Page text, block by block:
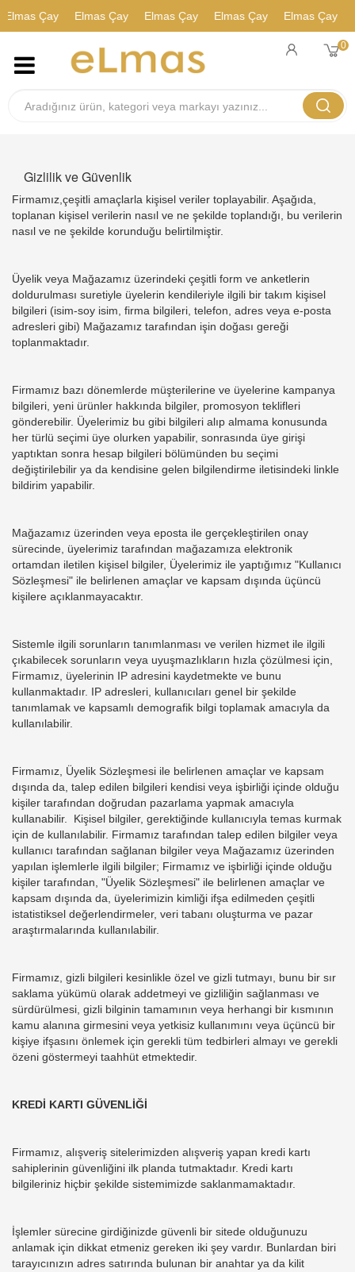
Çay Elmas Çay Elmas Çay Elmas Çay Elmas Çay
0
Gizlilik ve Güvenlik
Firmamız,çeşitli amaçlarla kişisel veriler toplayabilir. Aşağıda,
toplanan kişisel verilerin nasıl ve ne şekilde toplandığı, bu verilerin
nasıl ve ne şekilde korunduğu belirtilmiştir.
Üyelik veya Mağazamız üzerindeki çeşitli form ve anketlerin
doldurulması suretiyle üyelerin kendileriyle ilgili bir takım kişisel
bilgileri (isim-soy isim, firma bilgileri, telefon, adres veya e-posta
adresleri gibi) Mağazamız tarafından işin doğası gereği
toplanmaktadır.
Firmamız bazı dönemlerde müşterilerine ve üyelerine kampanya
bilgileri, yeni ürünler hakkında bilgiler, promosyon teklifleri
gönderebilir. Üyelerimiz bu gibi bilgileri alıp almama konusunda
her türlü seçimi üye olurken yapabilir, sonrasında üye girişi
yaptıktan sonra hesap bilgileri bölümünden bu seçimi
değiştirilebilir ya da kendisine gelen bilgilendirme iletisindeki linkle
bildirim yapabilir.
Mağazamız üzerinden veya eposta ile gerçekleştirilen onay
sürecinde, üyelerimiz tarafından mağazamıza elektronik
ortamdan iletilen kişisel bilgiler, Üyelerimiz ile yaptığımız "Kullanıcı
Sözleşmesi" ile belirlenen amaçlar ve kapsam dışında üçüncü
kişilere açıklanmayacaktır.
Sistemle ilgili sorunların tanımlanması ve verilen hizmet ile ilgili
çıkabilecek sorunların veya uyuşmazlıkların hızla çözülmesi için,
Firmamız, üyelerinin IP adresini kaydetmekte ve bunu
kullanmaktadır. IP adresleri, kullanıcıları genel bir şekilde
tanımlamak ve kapsamlı demografik bilgi toplamak amacıyla da
kullanılabilir.
Firmamız, Üyelik Sözleşmesi ile belirlenen amaçlar ve kapsam
dışında da, talep edilen bilgileri kendisi veya işbirliği içinde olduğu
kişiler tarafından doğrudan pazarlama yapmak amacıyla
kullanabilir. Kişisel bilgiler, gerektiğinde kullanıcıyla temas kurmak
için de kullanılabilir. Firmamız tarafından talep edilen bilgiler veya
kullanıcı tarafından sağlanan bilgiler veya Mağazamız üzerinden
yapılan işlemlerle ilgili bilgiler; Firmamız ve işbirliği içinde olduğu
kişiler tarafından, "Üyelik Sözleşmesi" ile belirlenen amaçlar ve
kapsam dışında da, üyelerimizin kimliği ifşa edilmeden çeşitli
istatistiksel değerlendirmeler, veri tabanı oluşturma ve pazar
araştırmalarında kullanılabilir.
Firmamız, gizli bilgileri kesinlikle özel ve gizli tutmayı, bunu bir sır
saklama yükümü olarak addetmeyi ve gizliliğin sağlanması ve
sürdürülmesi, gizli bilginin tamamının veya herhangi bir kısmının
kamu alanına girmesini veya yetkisiz kullanımını veya üçüncü bir
kişiye ifşasını önlemek için gerekli tüm tedbirleri almayı ve gerekli
özeni göstermeyi taahhüt etmektedir.
KREDİ KARTI GÜVENLİĞİ
Firmamız, alışveriş sitelerimizden alışveriş yapan kredi kartı
sahiplerinin güvenliğini ilk planda tutmaktadır. Kredi kartı
bilgileriniz hiçbir şekilde sistemimizde saklanmamaktadır.
İşlemler sürecine girdiğinizde güvenli bir sitede olduğunuzu
anlamak için dikkat etmeniz gereken iki şey vardır. Bunlardan biri
tarayıcınızın adres satırında bulunan bir anahtar ya da kilit